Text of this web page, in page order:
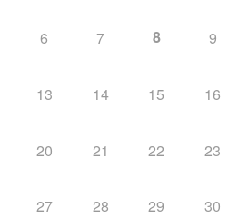
– 1996
– Die nordische Skijugend der Welt zu
6 7 8 9
13 14 15 16
20 21 22 23
27 28 29 30